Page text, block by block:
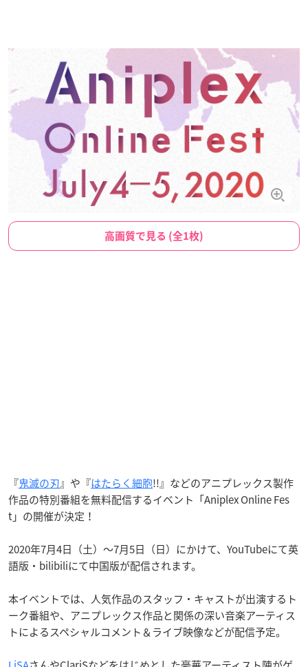
高画質で見る (全1枚)
『鬼滅の刃』や『はたらく細胞!!』などのアニプレックス製作
作品の特別番組を無料配信するイベント「Aniplex Online Fes
t」の開催が決定！
2020年7月4日（土）～7月5日（日）にかけて、YouTubeにて英
語版・bilibiliにて中国版が配信されます。
本イベントでは、人気作品のスタッフ・キャストが出演するト
ーク番組や、アニプレックス作品と関係の深い音楽アーティス
トによるスペシャルコメント＆ライブ映像などが配信予定。